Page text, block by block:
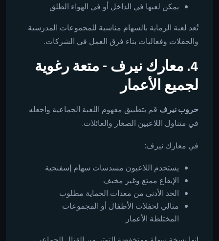
يمكن لعبها في الداخل أو في الهواء الطلق
تُعد لعبة الرماية بالسهام مناسبة للمجموعات المدرسية
والحفلات وفعاليات بناء فرق العمل في الشركات.
4. معارك نيرف - متعة رغوية
لجميع الأعمار
حروب نيرف قم بتطبيق مفهوم اللعبة الجماعية واجعله
في متناول اللاعبين الصغار والعائلات.
في معارك نيرف:
يستخدم اللاعبون مسدسات سهام إسفنجية
الإيقاع ممتع وغير مخيف
الحد الأدنى من معدات الحماية مطلوب
مثالي لحفلات الأطفال أو المجموعات
المختلطة الأعمار